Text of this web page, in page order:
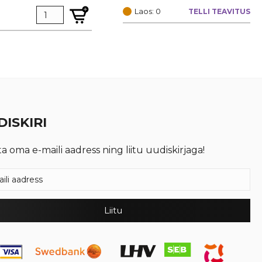
oli:
is: Laos: 0 TELLI TEAVITUS
oma e-maili aadress ning liitu uudiskirjaga!